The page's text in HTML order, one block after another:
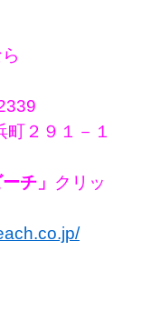
２９１－１
チ」 クリッ